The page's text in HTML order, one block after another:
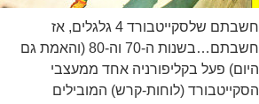
חשבתם שלסקייטבורד 4 גלגלים, אז
חשבתם…בשנות ה-70 וה-80 (והאמת גם
היום) פעל בקליפורניה אחד ממעצבי
הסקייטבורד (לוחות-קרש) המובילים